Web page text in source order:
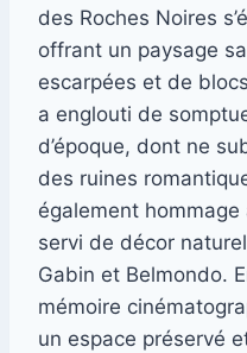
des Roches Noires
offrant un paysage
escarpées et de
a englouti de
d’époque, dont ne
des ruines
également
servi de décor
Gabin et Belmondo.
mémoire
un espace préservé